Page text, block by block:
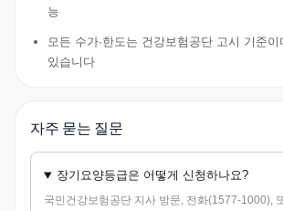
능
모든 수가·한도는 건강보험공단 고시 기준
있습니다
자주 묻는 질문
장기요양등급은 어떻게 신청하나요?
국민건강보험공단 지사 방문, 전화(1577-1000),